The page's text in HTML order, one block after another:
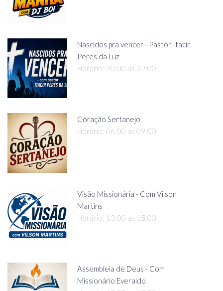
Nascidos pra vencer - Pastor Itacir
Peres da Luz
Horário: 20:00 as 22:00
Coração Sertanejo
Horário: 06:00 as 09:00
Visão Missionária - Com Vilson
Martins
Horário: 13:00 as 15:00
Assembleia de Deus - Com
Missionário Everaldo